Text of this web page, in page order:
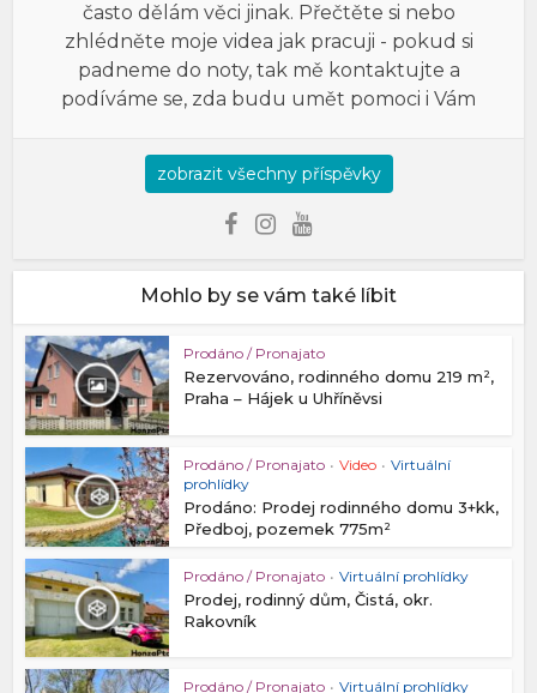
často dělám věci jinak. Přečtěte si nebo
zhlédněte moje videa jak pracuji - pokud si
padneme do noty, tak mě kontaktujte a
podíváme se, zda budu umět pomoci i Vám
zobrazit všechny příspěvky
Mohlo by se vám také líbit
Prodáno / Pronajato
Rezervováno, rodinného domu 219 m²,
Praha – Hájek u Uhříněvsi
Prodáno / Pronajato • Video • Virtuální
prohlídky
Prodáno: Prodej rodinného domu 3+kk,
Předboj, pozemek 775m²
Prodáno / Pronajato • Virtuální prohlídky
Prodej, rodinný dům, Čistá, okr.
Rakovník
Prodáno / Pronajato • Virtuální prohlídky